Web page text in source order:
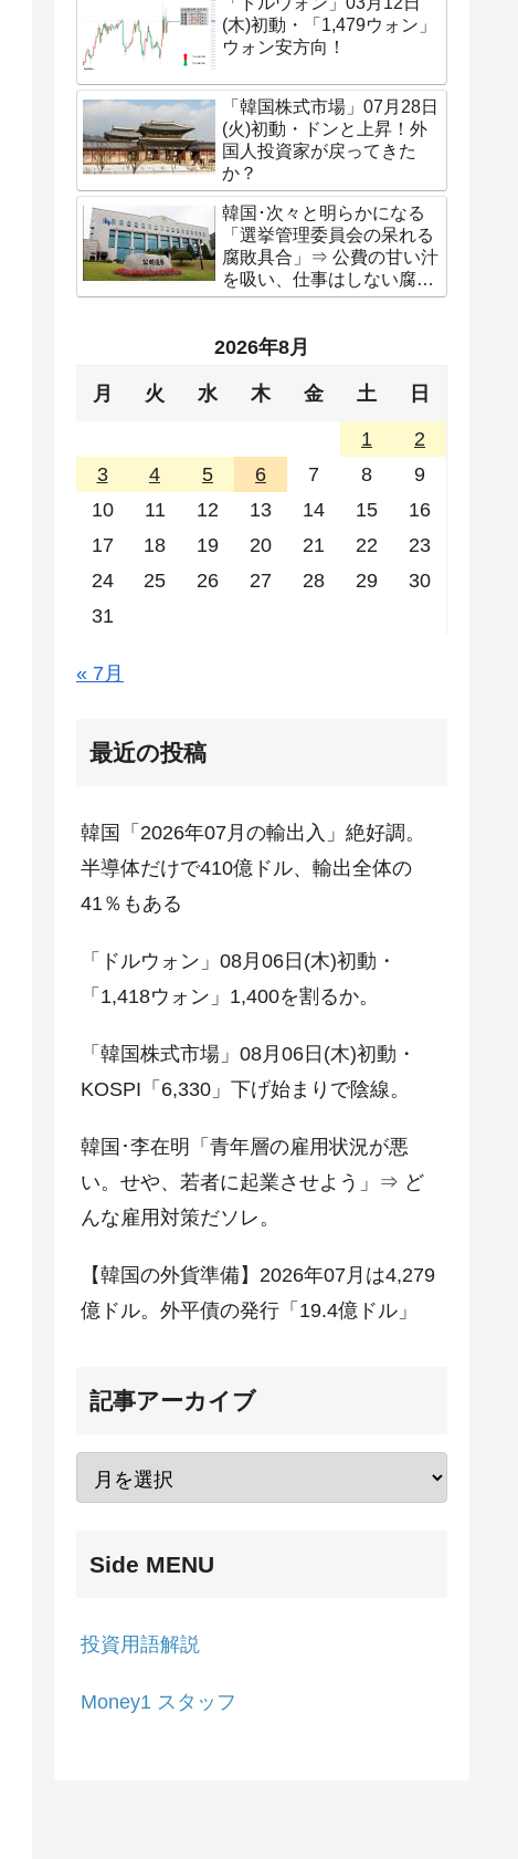
(木)初動・「1,479ウォン」
ウォン安方向！
「韓国株式市場」07月28日
(火)初動・ドンと上昇！外
国人投資家が戻ってきた
か？
韓国･次々と明らかになる
「選挙管理委員会の呆れる
腐敗具合」⇒ 公費の甘い汁
を吸い、仕事はしない腐り
きった組織だった。
2026年8月
月 火 水 木 金 土 日
1
2
3
4 5 6 7 8
9
10
11 12 13 14 15
16
17
18 19 20 21 22
23
24
25 26 27 28 29
30
31
« 7月
最近の投稿
韓国「2026年07月の輸出入」絶好調。
半導体だけで410億ドル、輸出全体の
41％もある
「ドルウォン」08月06日(木)初動・
「1,418ウォン」1,400を割るか。
「韓国株式市場」08月06日(木)初動・
KOSPI「6,330」下げ始まりで陰線。
韓国･李在明「青年層の雇用状況が悪
い。せや、若者に起業させよう」⇒ ど
んな雇用対策だソレ。
【韓国の外貨準備】2026年07月は4,279
億ドル。外平債の発行「19.4億ドル」
記事アーカイブ
Side MENU
投資用語解説
Money1 スタッフ